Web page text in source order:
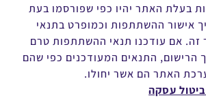
בעלת האתר יהיו כפי שפורסמו בעת
אישור ההשתתפות וכמופרט בתנאי
זה. אם עודכנו תנאי ההשתתפות טרם
הרישום, התנאים המעודכנים כפי שהם
האתר הם אשר יחולו.
עסקה